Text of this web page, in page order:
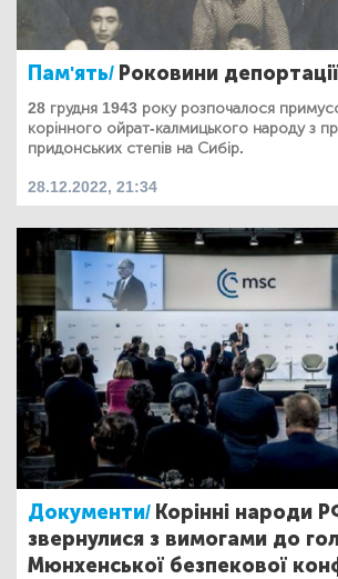
Пам'ять/ Роковини
28 грудня 1943 року розпочалося
корінного ойрат-калмицького народу з
придонських степів на Сибір.
28.12.2022, 21:34
Документи/ Корінні народи
звернулися з вимогами до
Мюнхенської безпекової